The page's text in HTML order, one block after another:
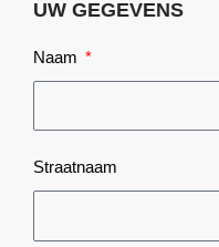
UW GEGEVENS
Naam
Straatnaam